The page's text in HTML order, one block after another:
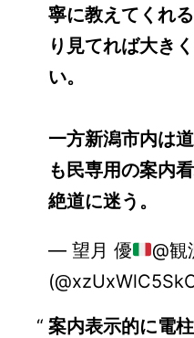
寧に教えてくれ
り見てれば大き
い。
一方新潟市内は
も民専用の案内
絶道に迷う。
— 望月 優
@観
案内表示的に電